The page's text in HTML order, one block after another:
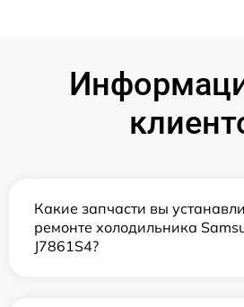
Какие запчасти вы
ремонте холодильника
J7861S4?